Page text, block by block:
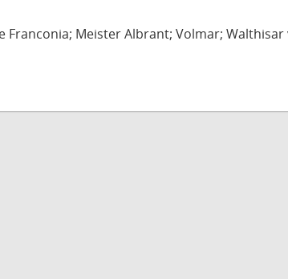
Franconia; Meister Albrant; Volmar;